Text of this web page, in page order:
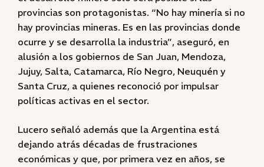
provincias son protagonistas. “No hay minería si no
hay provincias mineras. Es en las provincias donde
ocurre y se desarrolla la industria”, aseguró, en
alusión a los gobiernos de San Juan, Mendoza,
Jujuy, Salta, Catamarca, Río Negro, Neuquén y
Santa Cruz, a quienes reconoció por impulsar
políticas activas en el sector.
Lucero señaló además que la Argentina está
dejando atrás décadas de frustraciones
económicas y que, por primera vez en años, se